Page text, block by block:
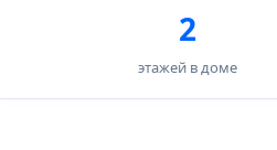
2
этажей в доме